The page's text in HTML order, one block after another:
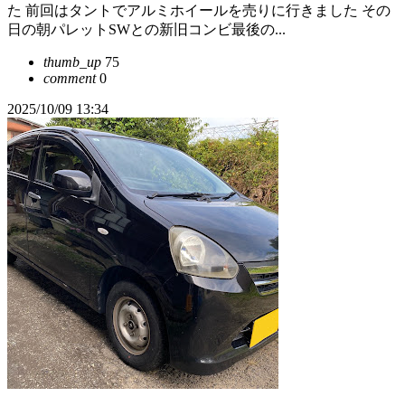
た 前回はタントでアルミホイールを売りに行きました その
日の朝パレットSWとの新旧コンビ最後の...
thumb_up 75
comment0
2025/10/09 13:34